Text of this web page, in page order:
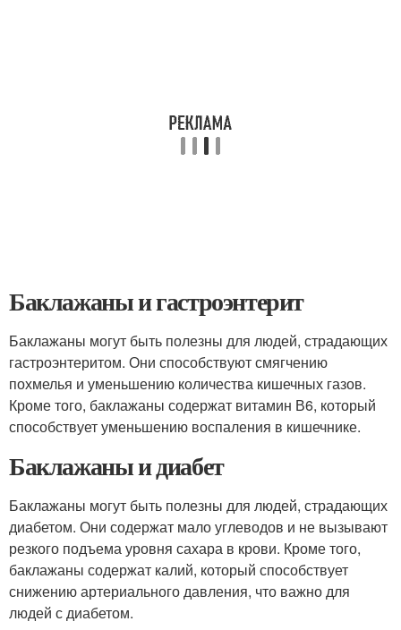
Баклажаны и гастроэнтерит
Баклажаны могут быть полезны для людей, страдающих
гастроэнтеритом. Они способствуют смягчению
похмелья и уменьшению количества кишечных газов.
Кроме того, баклажаны содержат витамин В6, который
способствует уменьшению воспаления в кишечнике.
Баклажаны и диабет
Баклажаны могут быть полезны для людей, страдающих
диабетом. Они содержат мало углеводов и не вызывают
резкого подъема уровня сахара в крови. Кроме того,
баклажаны содержат калий, который способствует
снижению артериального давления, что важно для
людей с диабетом.